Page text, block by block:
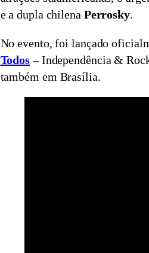
e a dupla chilena Perrosky.
No evento, foi lançado
Todos– Independência &
também em Brasília.